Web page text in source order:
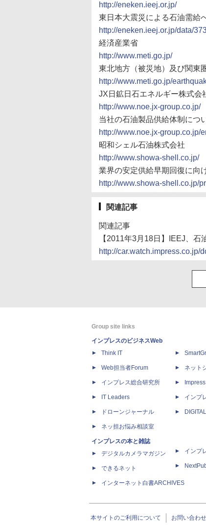
http://eneken.ieej.or.jp/
東日本大震災による石油需給
http://eneken.ieej.or.jp/data/
経済産業省
http://www.meti.go.jp/
東北地方（被災地）及び関東
http://www.meti.go.jp/
JX日鉱日石エネルギー株式会
http://www.noe.jx-group.co.jp/
当社の石油製品供給体制につ
http://www.noe.jx-group.co.jp/
昭和シェル石油株式会社
http://www.showa-shell.co.jp/
業界の安定供給早期回復に向
http://www.showa-shell.co.jp/
関連記事
関連記事
【2011年3月18日】IEEJ、
http://car.watch.impress.co.jp/
Group site links
インプレスのビジネスWeb
Think IT
Web担当者Forum
インプレス総合研究所
IT Leaders
ドローンジャーナル
ネッ担お悩み相談室
インプレスの本と雑誌
デジタルカメラマガジン
できるネット
インターネット白書ARCHIVES
ネット
インプ
インプ
本サイトのご利用について お問い合わせ